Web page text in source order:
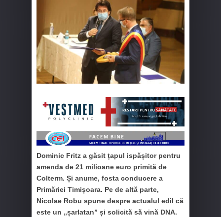
Dominic Fritz a găsit țapul ispășitor pentru
amenda de 21 milioane euro primită de
Colterm. Și anume, fosta conducere a
Primăriei Timișoara. Pe de altă parte,
Nicolae Robu spune despre actualul edil că
este un „șarlatan” și solicită să vină DNA.